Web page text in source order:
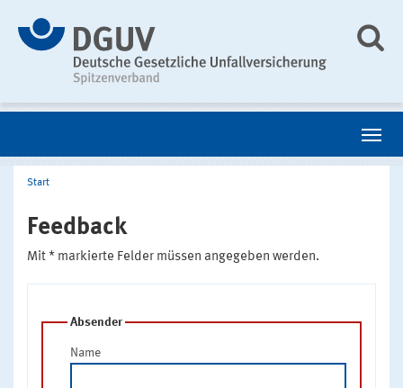
Start
Feedback
Mit * markierte Felder müssen angegeben werden.
Absender
Name